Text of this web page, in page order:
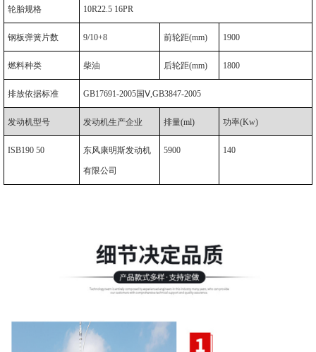
轮胎规格 10R22.5 16PR
钢板弹簧片数 9/10+8 前轮距(mm) 1900
燃料种类 柴油 后轮距(mm) 1800
排放依据标准 GB17691-2005国Ⅴ,GB3847-2005
发动机型号 发动机生产企业 排量(ml) 功率(Kw)
ISB190 50 东风康明斯发动机
有限公司
5900 140